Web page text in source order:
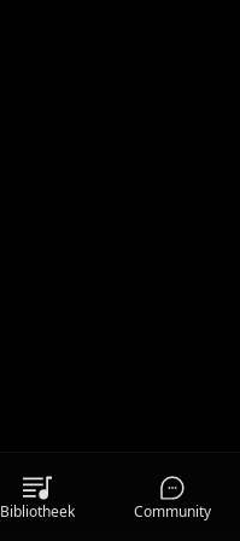
Bibliotheek Community